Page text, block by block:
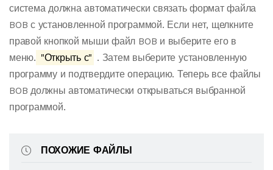
система должна автоматически связать формат файла
BOB с установленной программой. Если нет, щелкните
правой кнопкой мыши файл BOB и выберите его в
меню. "Открыть с" . Затем выберите установленную
программу и подтвердите операцию. Теперь все файлы
BOB должны автоматически открываться выбранной
программой.
ПОХОЖИЕ ФАЙЛЫ